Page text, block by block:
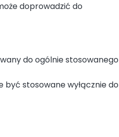
doprowadzić do
do ogólnie stosowanego
być stosowane wyłącznie do